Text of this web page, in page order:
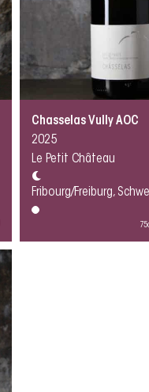
Chasselas Vully AOC
2025
Le Petit Château
Fribourg/Freiburg,